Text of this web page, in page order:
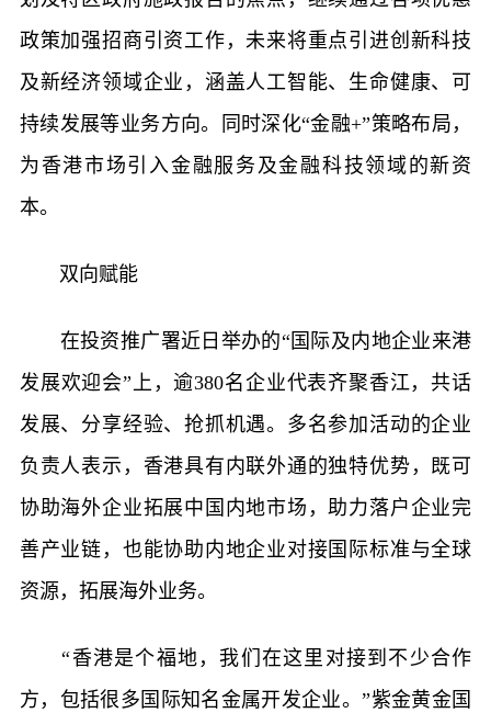
政策加强招商引资工作，未来将重点引进创新科技
及新经济领域企业，涵盖人工智能、生命健康、可
持续发展等业务方向。同时深化“金融+”策略布局，
为香港市场引入金融服务及金融科技领域的新资
本。
双向赋能
在投资推广署近日举办的“国际及内地企业来港
发展欢迎会”上，逾380名企业代表齐聚香江，共话
发展、分享经验、抢抓机遇。多名参加活动的企业
负责人表示，香港具有内联外通的独特优势，既可
协助海外企业拓展中国内地市场，助力落户企业完
善产业链，也能协助内地企业对接国际标准与全球
资源，拓展海外业务。
“香港是个福地，我们在这里对接到不少合作
方，包括很多国际知名金属开发企业。”紫金黄金国